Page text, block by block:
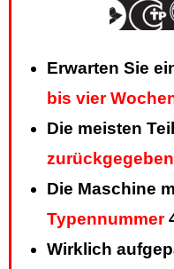
Erwarten Sie
bis vier
Die meisten
zurückgegeben
Die Maschine
Typennummer
Wirklich